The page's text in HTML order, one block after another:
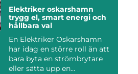
Elektriker oskarshamn
trygg el, smart energi och
hållbara val
En Elektriker Oskarshamn
har idag en större roll än att
bara byta en strömbrytare
eller sätta upp en...